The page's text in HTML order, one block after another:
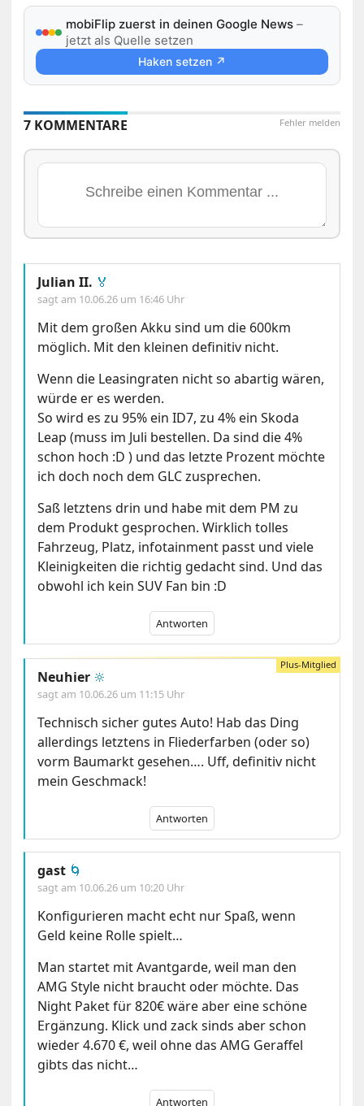
mobiFlip zuerst in deinen Google News –
jetzt als Quelle setzen
Haken setzen ↗
Fehler melden
7 KOMMENTARE
Julian II. 🏅
sagt am 10.06.26 um 16:46 Uhr
Mit dem großen Akku sind um die 600km
möglich. Mit den kleinen definitiv nicht.
Wenn die Leasingraten nicht so abartig wären,
würde er es werden.
So wird es zu 95% ein ID7, zu 4% ein Skoda
Leap (muss im Juli bestellen. Da sind die 4%
schon hoch :D ) und das letzte Prozent möchte
ich doch noch dem GLC zusprechen.
Saß letztens drin und habe mit dem PM zu
dem Produkt gesprochen. Wirklich tolles
Fahrzeug, Platz, infotainment passt und viele
Kleinigkeiten die richtig gedacht sind. Und das
obwohl ich kein SUV Fan bin :D
Antworten
Neuhier 🔆
sagt am 10.06.26 um 11:15 Uhr
Technisch sicher gutes Auto! Hab das Ding
allerdings letztens in Fliederfarben (oder so)
vorm Baumarkt gesehen…. Uff, definitiv nicht
mein Geschmack!
Antworten
gast 🌀
sagt am 10.06.26 um 10:20 Uhr
Konfigurieren macht echt nur Spaß, wenn
Geld keine Rolle spielt…
Man startet mit Avantgarde, weil man den
AMG Style nicht braucht oder möchte. Das
Night Paket für 820€ wäre aber eine schöne
Ergänzung. Klick und zack sinds aber schon
wieder 4.670 €, weil ohne das AMG Geraffel
gibts das nicht…
Antworten